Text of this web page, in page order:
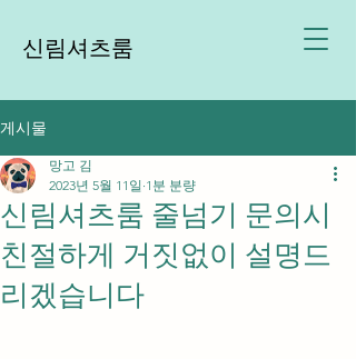
신림셔츠룸
게시물
신림셔츠룸 줄넘기 문의시
친절하게 거짓없이 설명드
리겠습니다
망고 김
2023년 5월 11일 1분 분량